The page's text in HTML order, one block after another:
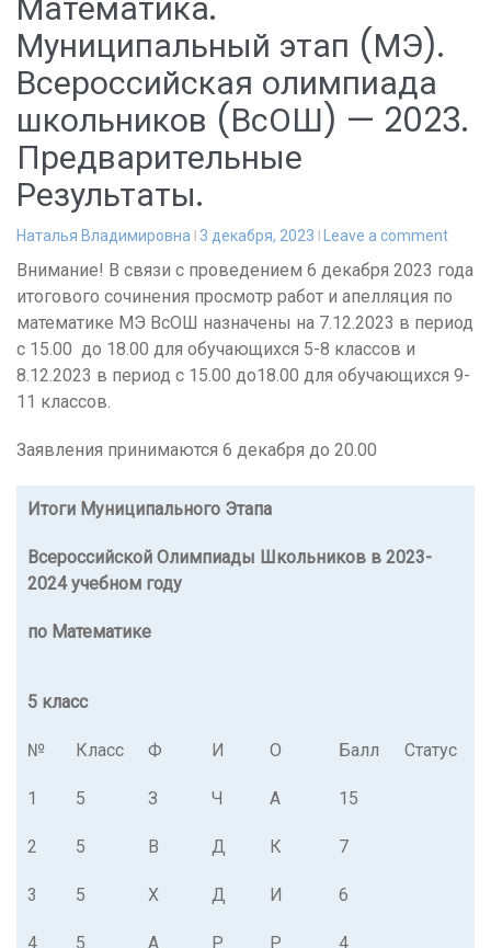
Муниципальный этап (МЭ).
Всероссийская олимпиада
школьников (ВсОШ) — 2023.
Предварительные
Результаты.
Наталья Владимировна 3 декабря, 2023 Leave a comment
Внимание! В связи с проведением 6 декабря 2023 года
итогового сочинения просмотр работ и апелляция по
математике МЭ ВсОШ назначены на 7.12.2023 в период
с 15.00 до 18.00 для обучающихся 5-8 классов и
8.12.2023 в период с 15.00 до18.00 для обучающихся 9-
11 классов.
Заявления принимаются 6 декабря до 20.00
Итоги Муниципального Этапа
Всероссийской Олимпиады Школьников в 2023-
2024 учебном году
по Математике
5 класс
№ Класс Ф И О Балл Статус
1 5 З Ч А 15
2 5 В Д К 7
3 5 Х Д И 6
4 5 А Р Р 4